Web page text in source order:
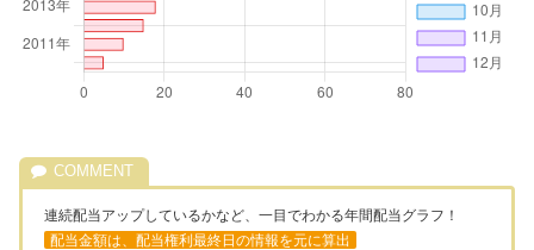
連続配当アップしているかなど、一目でわかる年間配当グラフ！
配当金額は、配当権利最終日の情報を元に算出